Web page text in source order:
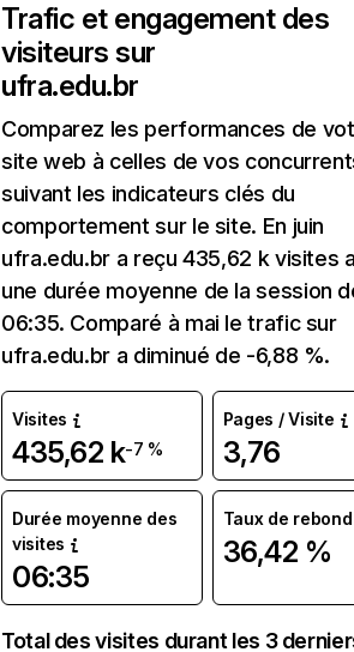
Trafic et engagement des
visiteurs sur
ufra.edu.br
Comparez les performances de
site web à celles de vos
suivant les indicateurs clés du
comportement sur le site. En juin
ufra.edu.br a reçu 435,62 k visites
une durée moyenne de la session
06:35. Comparé à mai le trafic sur
ufra.edu.br a diminué de -6,88 %.
Visites
435,62 k-7 %
Pages / Visite
3,76
Durée moyenne des
visites
06:35
Taux de rebond
36,42 %
Total des visites durant les 3